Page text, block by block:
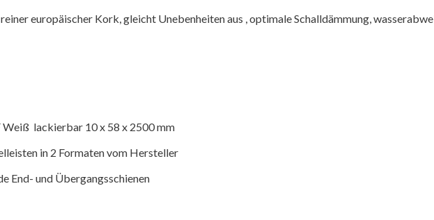
reiner europäischer Kork, gleicht Unebenheiten aus , optimale Schalldämmung,
lackierbar 10 x 58 x 2500 mm
in 2 Formaten vom Hersteller
End- und Übergangsschienen